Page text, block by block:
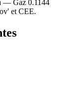
— Gaz 0.1144
et CEE.